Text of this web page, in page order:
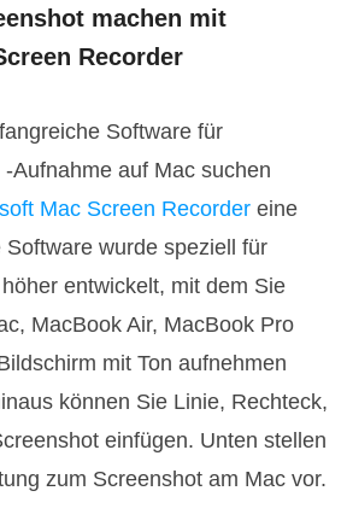
machen mit
Recorder
Software für
Aufnahme auf Mac suchen
Mac Screen Recorder eine
wurde speziell für
entwickelt, mit dem Sie
MacBook Air, MacBook Pro
mit Ton aufnehmen
können Sie Linie, Rechteck,
einfügen. Unten stellen
zum Screenshot am Mac vor.